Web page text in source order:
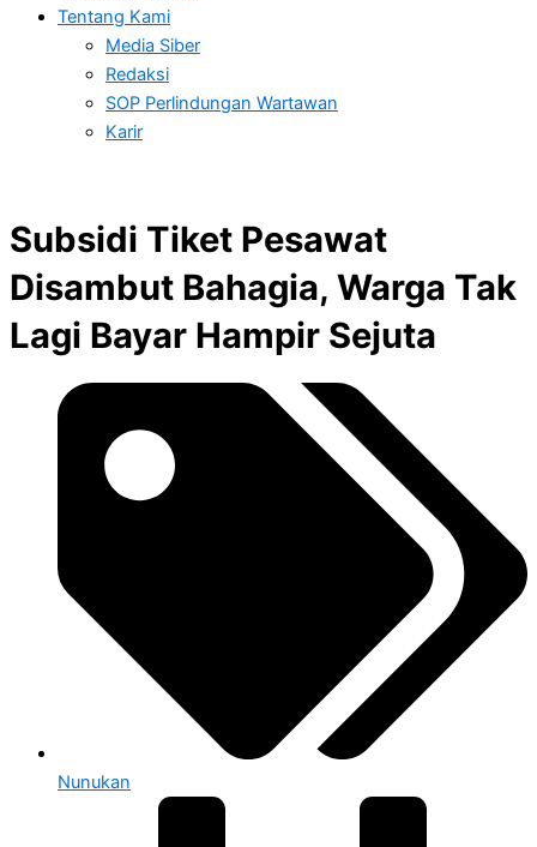
Tentang Kami
Media Siber
Redaksi
SOP Perlindungan Wartawan
Karir
Subsidi Tiket Pesawat
Disambut Bahagia, Warga Tak
Lagi Bayar Hampir Sejuta
Nunukan